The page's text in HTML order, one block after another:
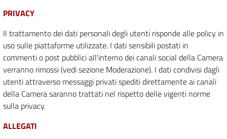
PRIVACY
Il trattamento dei dati personali degli utenti risponde alle policy in
uso sulle piattaforme utilizzate. I dati sensibili postati in
commenti o post pubblici all'interno dei canali social della Camera
verranno rimossi (vedi sezione Moderazione). I dati condivisi dagli
utenti attraverso messaggi privati spediti direttamente ai canali
della Camera saranno trattati nel rispetto delle vigenti norme
sulla privacy.
ALLEGATI